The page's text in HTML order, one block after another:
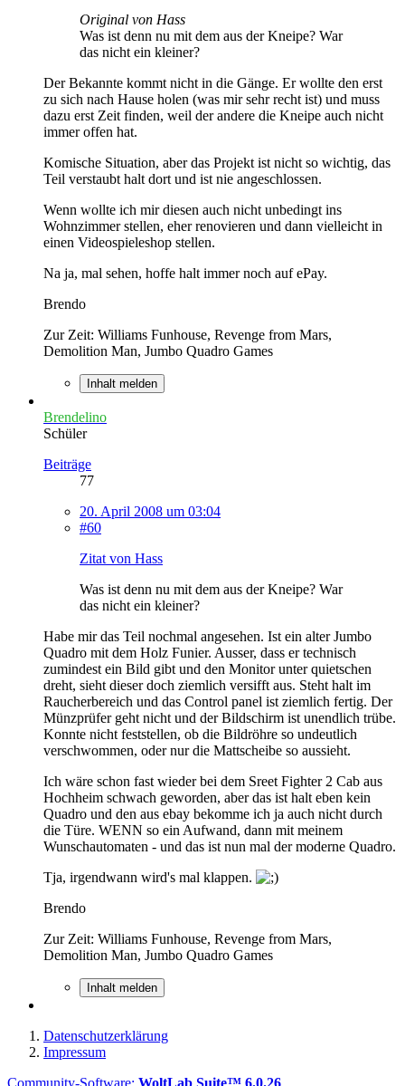
Original von Hass
Was ist denn nu mit dem aus der Kneipe? War
das nicht ein kleiner?
Der Bekannte kommt nicht in die Gänge. Er wollte den erst
zu sich nach Hause holen (was mir sehr recht ist) und muss
dazu erst Zeit finden, weil der andere die Kneipe auch nicht
immer offen hat.
Komische Situation, aber das Projekt ist nicht so wichtig, das
Teil verstaubt halt dort und ist nie angeschlossen.
Wenn wollte ich mir diesen auch nicht unbedingt ins
Wohnzimmer stellen, eher renovieren und dann vielleicht in
einen Videospieleshop stellen.
Na ja, mal sehen, hoffe halt immer noch auf ePay.
Brendo
Zur Zeit: Williams Funhouse, Revenge from Mars,
Demolition Man, Jumbo Quadro Games
Inhalt melden
Brendelino
Schüler
Beiträge
77
20. April 2008 um 03:04
#60
Zitat von Hass
Was ist denn nu mit dem aus der Kneipe? War
das nicht ein kleiner?
Habe mir das Teil nochmal angesehen. Ist ein alter Jumbo
Quadro mit dem Holz Funier. Ausser, dass er technisch
zumindest ein Bild gibt und den Monitor unter quietschen
dreht, sieht dieser doch ziemlich versifft aus. Steht halt im
Raucherbereich und das Control panel ist ziemlich fertig. Der
Münzprüfer geht nicht und der Bildschirm ist unendlich trübe.
Konnte nicht feststellen, ob die Bildröhre so undeutlich
verschwommen, oder nur die Mattscheibe so aussieht.
Ich wäre schon fast wieder bei dem Sreet Fighter 2 Cab aus
Hochheim schwach geworden, aber das ist halt eben kein
Quadro und den aus ebay bekomme ich ja auch nicht durch
die Türe. WENN so ein Aufwand, dann mit meinem
Wunschautomaten - und das ist nun mal der moderne Quadro.
Tja, irgendwann wird's mal klappen.
Brendo
Zur Zeit: Williams Funhouse, Revenge from Mars,
Demolition Man, Jumbo Quadro Games
Inhalt melden
Datenschutzerklärung
Impressum
Community-Software: WoltLab Suite™ 6.0.26